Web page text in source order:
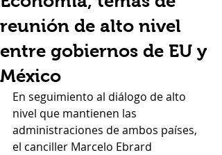
reunión de alto nivel
entre gobiernos de EU y
México
En seguimiento al diálogo de alto
nivel que mantienen las
administraciones de ambos países,
el canciller Marcelo Ebrard